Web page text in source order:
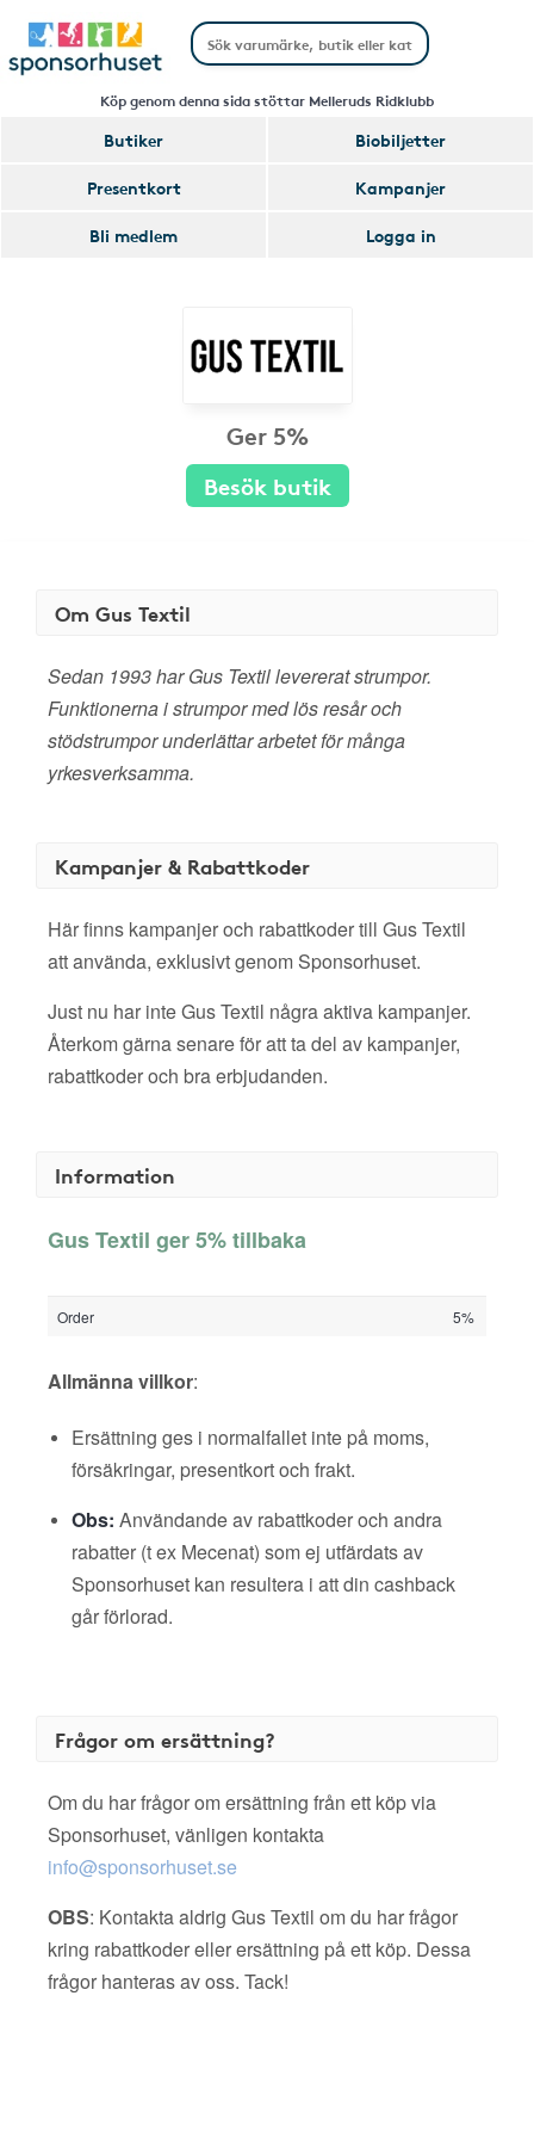
Köp genom denna sida stöttar Melleruds Ridklubb
Butiker
Biobiljetter
Presentkort
Kampanjer
Bli medlem
Logga in
Ger 5%
Besök butik
Om Gus Textil
Sedan 1993 har Gus Textil levererat strumpor.
Funktionerna i strumpor med lös resår och
stödstrumpor underlättar arbetet för många
yrkesverksamma.
Kampanjer & Rabattkoder
Här finns kampanjer och rabattkoder till Gus Textil
att använda, exklusivt genom Sponsorhuset.
Just nu har inte Gus Textil några aktiva kampanjer.
Återkom gärna senare för att ta del av kampanjer,
rabattkoder och bra erbjudanden.
Information
Gus Textil ger 5% tillbaka
Order 5%
Allmänna villkor:
Ersättning ges i normalfallet inte på moms,
försäkringar, presentkort och frakt.
Obs: Användande av rabattkoder och andra
rabatter (t ex Mecenat) som ej utfärdats av
Sponsorhuset kan resultera i att din cashback
går förlorad.
Frågor om ersättning?
Om du har frågor om ersättning från ett köp via
Sponsorhuset, vänligen kontakta
info@sponsorhuset.se
OBS: Kontakta aldrig Gus Textil om du har frågor
kring rabattkoder eller ersättning på ett köp. Dessa
frågor hanteras av oss. Tack!